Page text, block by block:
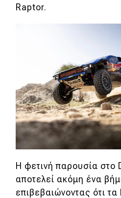
eDRIVE
Raptor.
Η φετινή παρουσία στο
αποτελεί ακόμη ένα
επιβεβαιώνοντας ότι